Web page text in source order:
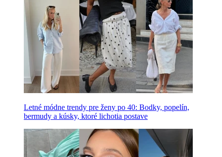
Letné módne trendy pre ženy po 40: Bodky, popelín,
bermudy a kúsky, ktoré lichotia postave